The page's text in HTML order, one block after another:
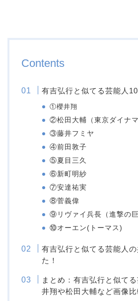
Contents
有吉弘行と似てる芸能人10
①櫻井翔
②松田大輔（東京ダイナマ
③藤井フミヤ
④前田敦子
⑤夏目三久
⑥新町明紗
⑦安達祐実
⑧菅義偉
⑨リヴァイ兵長（進撃の巨
⑩オーエン(トーマス)
有吉弘行と似てる芸能人
た！
まとめ：有吉弘行と似て
井翔や松田大輔など画像